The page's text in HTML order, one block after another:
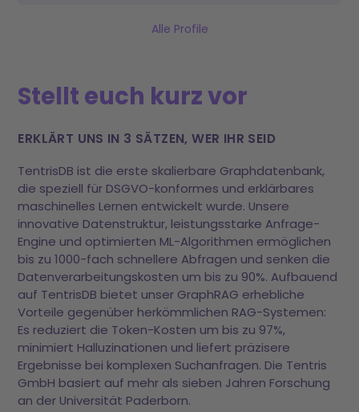
Alle Profile
Stellt euch kurz vor
ERKLÄRT UNS IN 3 SÄTZEN, WER IHR SEID
TentrisDB ist die erste skalierbare Graphdatenbank,
die speziell für DSGVO-konformes und erklärbares
maschinelles Lernen entwickelt wurde. Unsere
innovative Datenstruktur, leistungsstarke Anfrage-
Engine und optimierten ML-Algorithmen ermöglichen
bis zu 1000-fach schnellere Abfragen und senken die
Datenverarbeitungskosten um bis zu 90%. Aufbauend
auf TentrisDB bietet unser GraphRAG erhebliche
Vorteile gegenüber herkömmlichen RAG-Systemen:
Es reduziert die Token-Kosten um bis zu 97%,
minimiert Halluzinationen und liefert präzisere
Ergebnisse bei komplexen Suchanfragen. Die Tentris
GmbH basiert auf mehr als sieben Jahren Forschung
an der Universität Paderborn.